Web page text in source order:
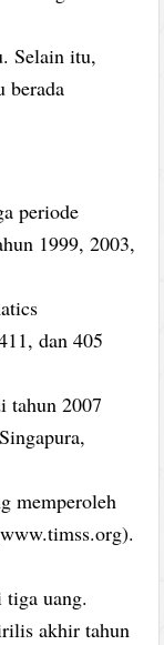
Selain itu,
berada
periode
1999, 2003,
dan 405
tahun 2007
memperoleh
uang.
akhir tahun